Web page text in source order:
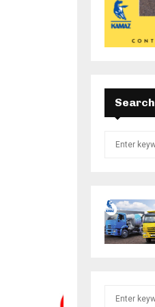
Search